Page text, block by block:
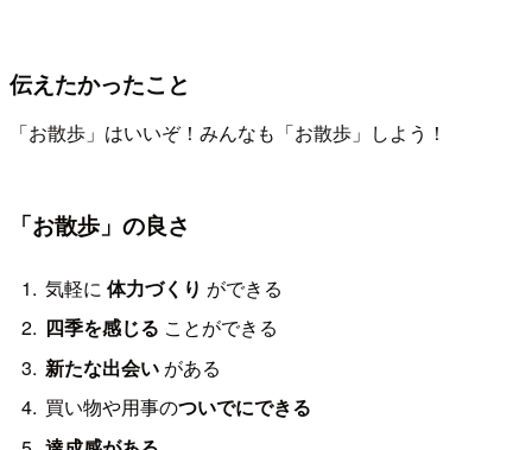
伝えたかったこと
「お散歩」はいいぞ！みんなも「お散歩」しよう！
「お散歩」の良さ
気軽に体力づくり ができる
四季を感じる ことができる
新たな出会い がある
買い物や用事のついでにできる